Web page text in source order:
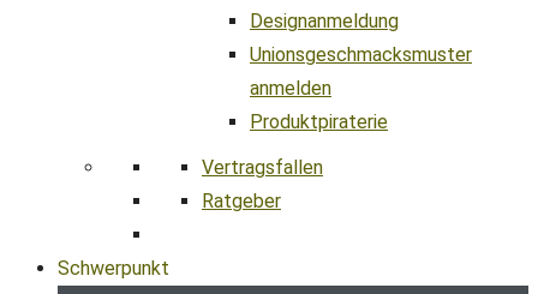
Designanmeldung
Unionsgeschmacksmuster
anmelden
Produktpiraterie
Vertragsfallen
Ratgeber
Schwerpunkt